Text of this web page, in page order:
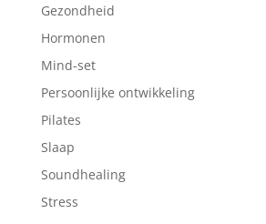
Gezondheid
Hormonen
Mind-set
Persoonlijke ontwikkeling
Pilates
Slaap
Soundhealing
Stress